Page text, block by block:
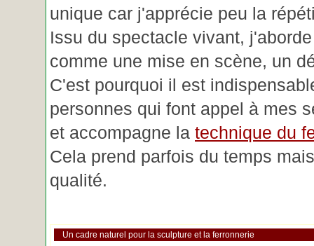
unique car j'apprécie peu la
Issu du spectacle vivant,
comme une mise en scène, un
C'est pourquoi il est
personnes qui font appel à mes
et accompagne la technique du
Cela prend parfois du temps
qualité.
Un cadre naturel pour la sculpture et la ferronnerie